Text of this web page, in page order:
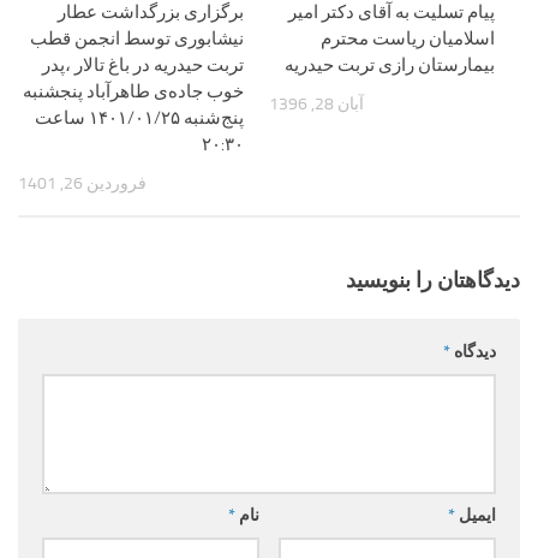
برگزاری بزرگداشت عطار
نیشابوری توسط انجمن قطب
تربت حیدریه در باغ تالار ،پدر
خوب جاده‌ی طاهرآباد پنجشنبه
پنج‌شنبه ۱۴۰۱/۰۱/۲۵ ساعت
۲۰:۳۰
فروردین 26, 1401
پیام تسلیت به آقای دکتر امیر
اسلامیان ریاست محترم
بیمارستان رازی تربت حیدریه
آبان 28, 1396
دیدگاهتان را بنویسید
دیدگاه *
نام * ایمیل *